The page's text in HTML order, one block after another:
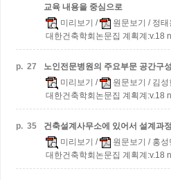
교육 내용을 중심으로
미리보기 / 원문보기 / 정태
대한건축학회논문집 계획계:v.18
p. 27
노인전문병원의 주요부문 공간구
미리보기 / 원문보기 / 김성
대한건축학회논문집 계획계:v.18
p. 35
건축설계사무소에 있어서 설계과
미리보기 / 원문보기 / 홍성
대한건축학회논문집 계획계:v.18